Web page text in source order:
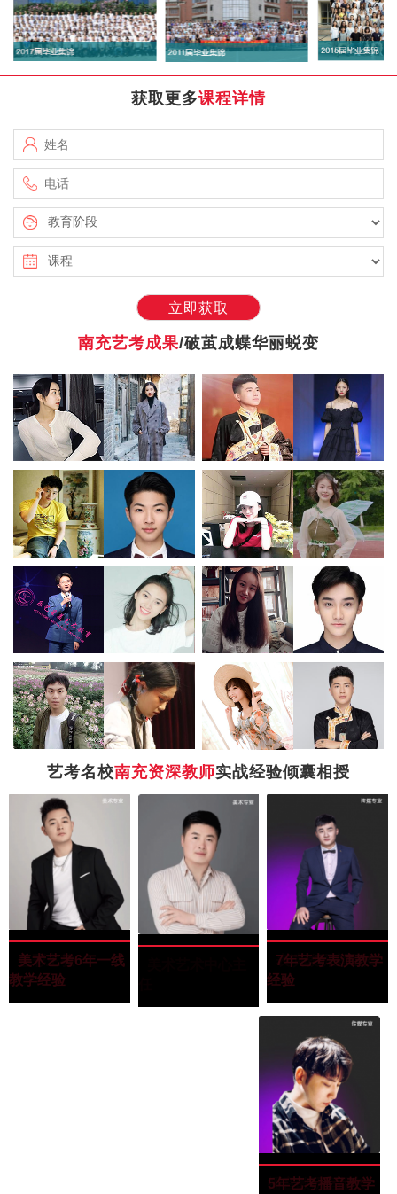
获取更多课程详情
立即获取
南充艺考成果/破茧成蝶华丽蜕变
艺考名校南充资深教师实战经验倾囊相授
罗景文
罗景文
“四川美术学院”
色彩主教
美术艺考6年一线
教学经验
韦凯潇
韦凯潇
“毕业于武汉大
学”
表演教研室组长
7年艺考表演教学
经验
高晨瑞
高晨瑞
“毕业于厦门理工
播音教研室组长
5年艺考播音教学